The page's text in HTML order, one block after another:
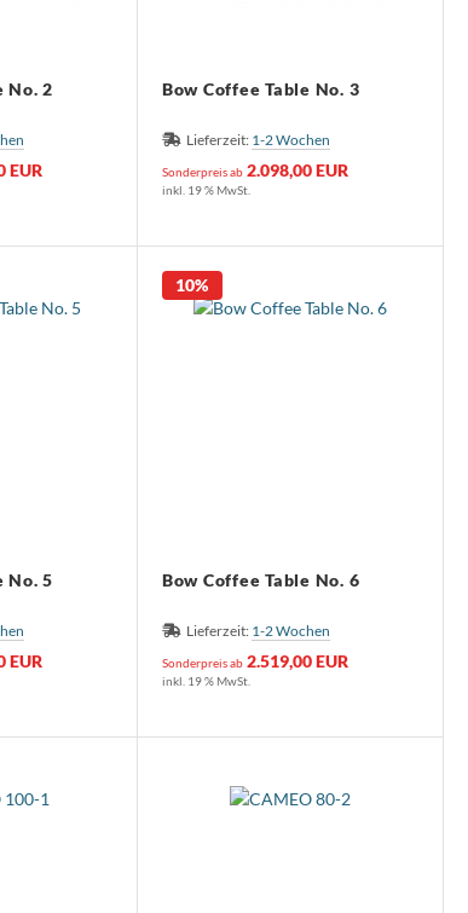
No. 2
EUR
Bow Coffee Table No. 3
Lieferzeit: 1-2 Wochen
Sonderpreis ab 2.098,00 EUR
inkl. 19 % MwSt.
No. 5
EUR
Bow Coffee Table No. 6
Lieferzeit: 1-2 Wochen
Sonderpreis ab 2.519,00 EUR
10%
inkl. 19 % MwSt.